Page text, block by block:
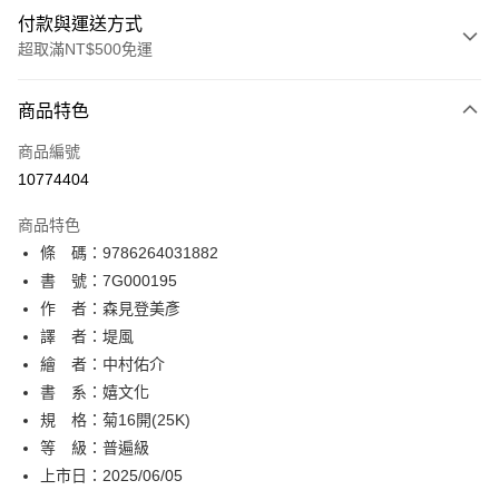
付款與運送方式
超取滿NT$500免運
信用卡一次付款
超商取貨付款
相關說明
【關於「AFTEE先享後付」】
AFTEE先享後付是「在收到商品之後才付款」的支付方式。 讓您購物簡單
便利好安心！
１．簡單：不需註冊會員、不需綁卡、不需儲值。
２．便利：只要手機號碼，簡訊認證，即可結帳。
３．安心：先確認商品／服務後，再付款。
【「AFTEE先享後付」結帳流程】
１．於結帳方式選擇「AFTEE先享後付」後，將跳轉至「AFTEE先享後付」
結帳頁面，進行簡訊認證並確認金額後，即可完成結帳。
２．訂單成立數日內，您將收到繳費通知簡訊。
３．收到繳費通知簡訊後14天內，點擊此簡訊中的連結，可透過四大超商／
ATM付款
運送方式
全家取貨付款
每筆NT$80，滿NT$500(含以上)免運費
付款後全家取貨
每筆NT$80，滿NT$500(含以上)免運費
商品特色
商品編號
10774404
商品特色
條 碼：9786264031882
書 號：7G000195
作 者：森見登美彥
譯 者：堤風
繪 者：中村佑介
書 系：嬉文化
規 格：菊16開(25K)
等 級：普遍級
上市日：2025/06/05